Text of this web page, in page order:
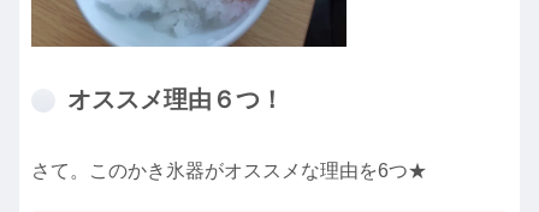
オススメ理由６つ！
さて。このかき氷器がオススメな理由を6つ★